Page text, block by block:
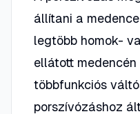
állítani a
legtöbb homok-
ellátott
többfunkciós
porszívózáshoz